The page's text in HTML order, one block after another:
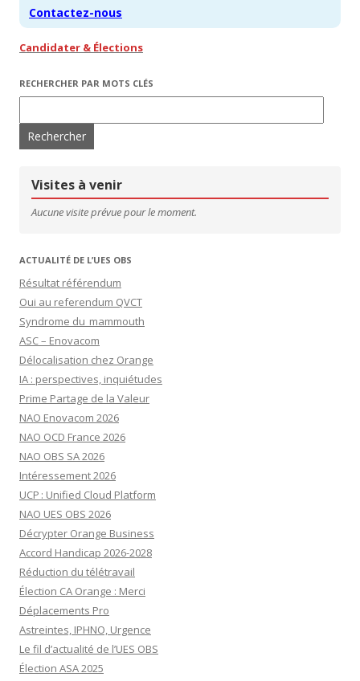
Contactez-nous
Candidater & Élections
RECHERCHER PAR MOTS CLÉS
Visites à venir
Aucune visite prévue pour le moment.
ACTUALITÉ DE L’UES OBS
Résultat référendum
Oui au referendum QVCT
Syndrome du mammouth
ASC – Enovacom
Délocalisation chez Orange
IA : perspectives, inquiétudes
Prime Partage de la Valeur
NAO Enovacom 2026
NAO OCD France 2026
NAO OBS SA 2026
Intéressement 2026
UCP : Unified Cloud Platform
NAO UES OBS 2026
Décrypter Orange Business
Accord Handicap 2026-2028
Réduction du télétravail
Élection CA Orange : Merci
Déplacements Pro
Astreintes, IPHNO, Urgence
Le fil d’actualité de l’UES OBS
Élection ASA 2025